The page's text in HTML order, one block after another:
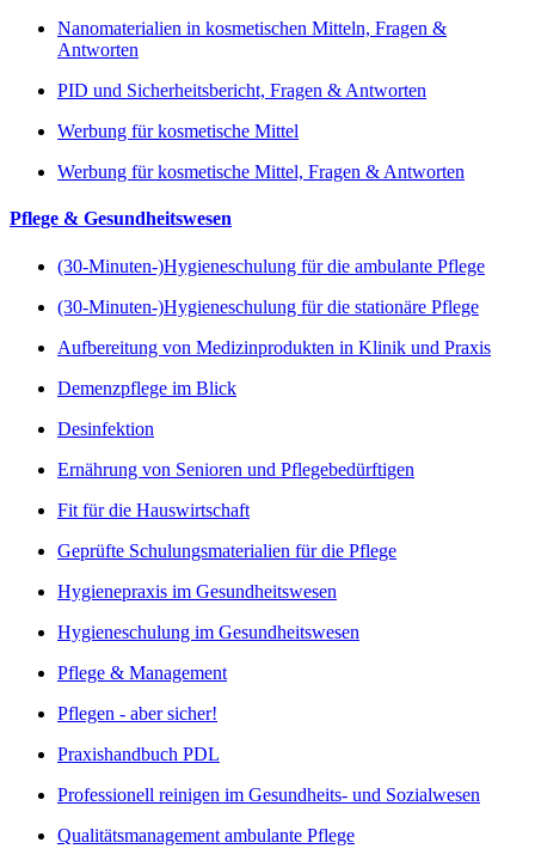
Nanomaterialien in kosmetischen Mitteln, Fragen &
Antworten
PID und Sicherheitsbericht, Fragen & Antworten
Werbung für kosmetische Mittel
Werbung für kosmetische Mittel, Fragen & Antworten
Pflege & Gesundheitswesen
(30-Minuten-)Hygieneschulung für die ambulante Pflege
(30-Minuten-)Hygieneschulung für die stationäre Pflege
Aufbereitung von Medizinprodukten in Klinik und Praxis
Demenzpflege im Blick
Desinfektion
Ernährung von Senioren und Pflegebedürftigen
Fit für die Hauswirtschaft
Geprüfte Schulungsmaterialien für die Pflege
Hygienepraxis im Gesundheitswesen
Hygieneschulung im Gesundheitswesen
Pflege & Management
Pflegen - aber sicher!
Praxishandbuch PDL
Professionell reinigen im Gesundheits- und Sozialwesen
Qualitätsmanagement ambulante Pflege